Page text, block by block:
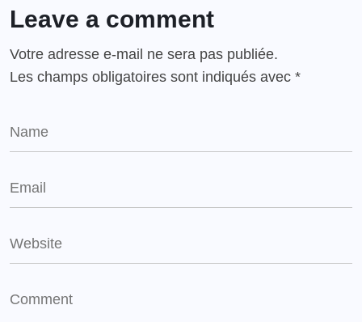
Leave a comment
Votre adresse e-mail ne sera pas publiée.
Les champs obligatoires sont indiqués avec *